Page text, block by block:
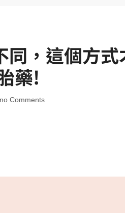
同，這個方式
藥!
Comments